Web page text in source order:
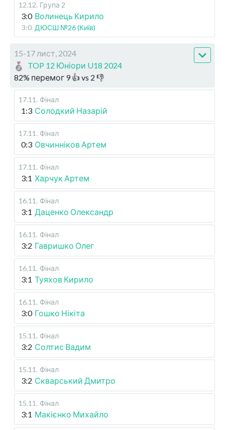
12.12. Група 2
3:0 Волинець Кирило
3:0 ДЮСШ №26 (Київ)
15-17 лист, 2024
TOP 12 Юніори U18 2024
82% перемог 9👍 vs 2 👎
17.11 . Фінал
1:3 Солодкий Назарій
17.11 . Фінал
0:3 Овчинніков Артем
17.11 . Фінал
3:1 Харчук Артем
16.11 . Фінал
3:1 Даценко Олександр
16.11 . Фінал
3:2 Гавришко Олег
16.11 . Фінал
3:1 Туяхов Кирило
16.11 . Фінал
3:0 Гошко Нікіта
15.11 . Фінал
3:2 Солтис Вадим
15.11 . Фінал
3:2 Скварський Дмитро
15.11 . Фінал
3:1 Макієнко Михайло